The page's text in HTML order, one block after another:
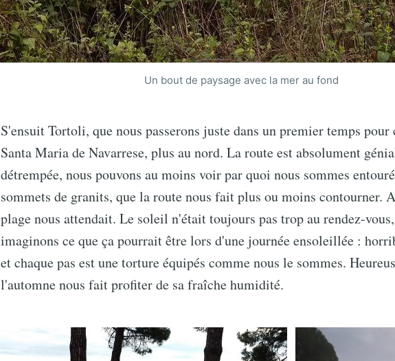
Un bout de paysage avec la mer au fond
S'ensuit Tortoli, que nous passerons juste dans un premier temps
Santa Maria de Navarrese, plus au nord. La route est absolument
détrempée, nous pouvons au moins voir par quoi nous sommes
sommets de granits, que la route nous fait plus ou moins contourner.
plage nous attendait. Le soleil n'était toujours pas trop au rendez-
imaginons ce que ça pourrait être lors d'une journée ensoleillée :
et chaque pas est une torture équipés comme nous le sommes.
l'automne nous fait profiter de sa fraîche humidité.